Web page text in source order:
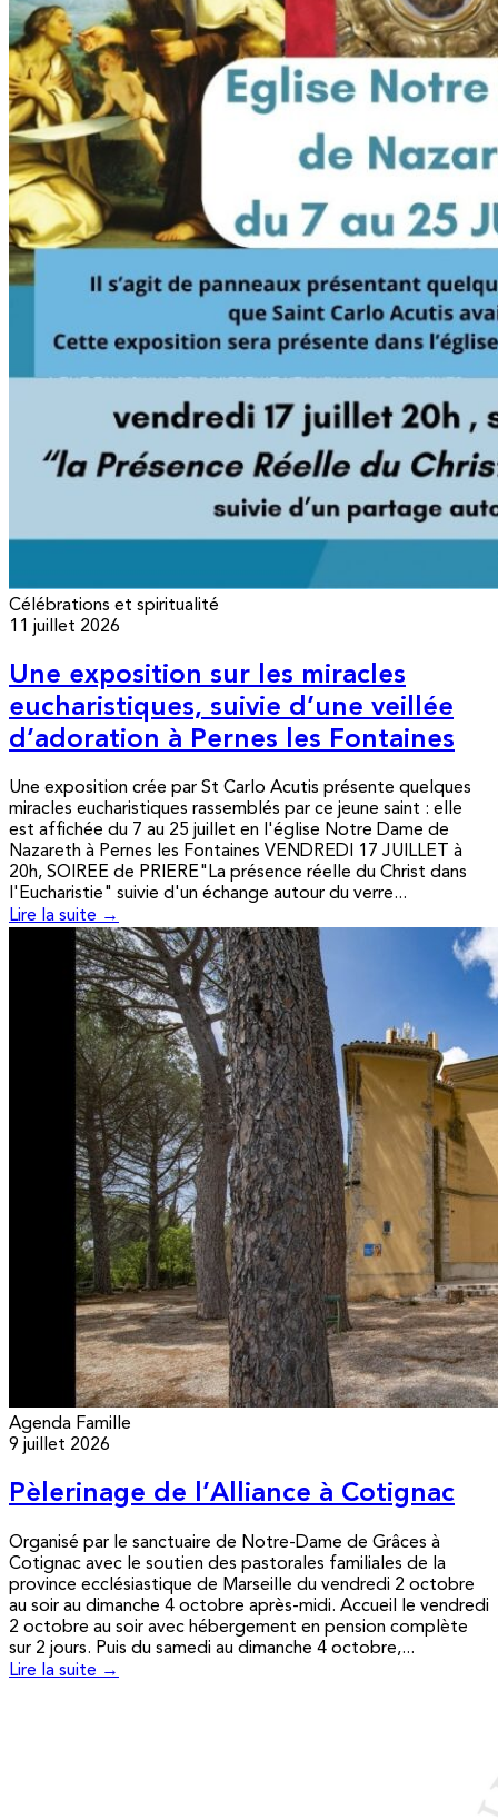
Célébrations et spiritualité
11 juillet 2026
Une exposition sur les miracles
eucharistiques, suivie d’une veillée
d’adoration à Pernes les Fontaines
Une exposition crée par St Carlo Acutis présente quelques
miracles eucharistiques rassemblés par ce jeune saint : elle
est affichée du 7 au 25 juillet en l'église Notre Dame de
Nazareth à Pernes les Fontaines VENDREDI 17 JUILLET à
20h, SOIREE de PRIERE"La présence réelle du Christ dans
l'Eucharistie" suivie d'un échange autour du verre...
Lire la suite →
Agenda Famille
9 juillet 2026
Pèlerinage de l’Alliance à Cotignac
Organisé par le sanctuaire de Notre-Dame de Grâces à
Cotignac avec le soutien des pastorales familiales de la
province ecclésiastique de Marseille du vendredi 2 octobre
au soir au dimanche 4 octobre après-midi. Accueil le vendredi
2 octobre au soir avec hébergement en pension complète
sur 2 jours. Puis du samedi au dimanche 4 octobre,...
Lire la suite →